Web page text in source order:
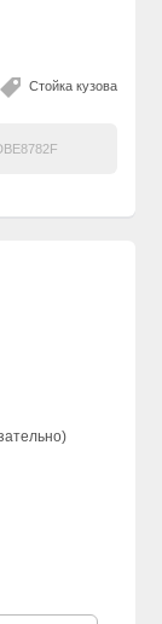
Стойка кузова